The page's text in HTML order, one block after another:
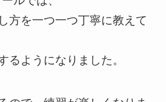
方を一つ一つ丁寧に教えて
るようになりました。